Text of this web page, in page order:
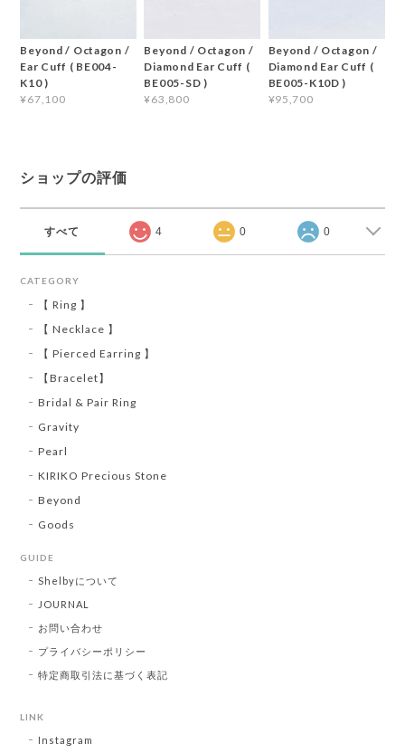
Beyond / Octagon /
Ear Cuff ( BE004-
K10 )
¥67,100
Beyond / Octagon /
Diamond Ear Cuff (
BE005-SD )
¥63,800
Beyond / Octagon /
Diamond Ear Cuff (
BE005-K10D )
¥95,700
ショップの評価
すべて 4 0 0
CATEGORY
【 Ring 】
【 Necklace 】
【 Pierced Earring 】
【Bracelet】
Bridal & Pair Ring
Gravity
Pearl
KIRIKO Precious Stone
Beyond
Goods
GUIDE
Shelbyについて
JOURNAL
お問い合わせ
プライバシーポリシー
特定商取引法に基づく表記
LINK
Instagram